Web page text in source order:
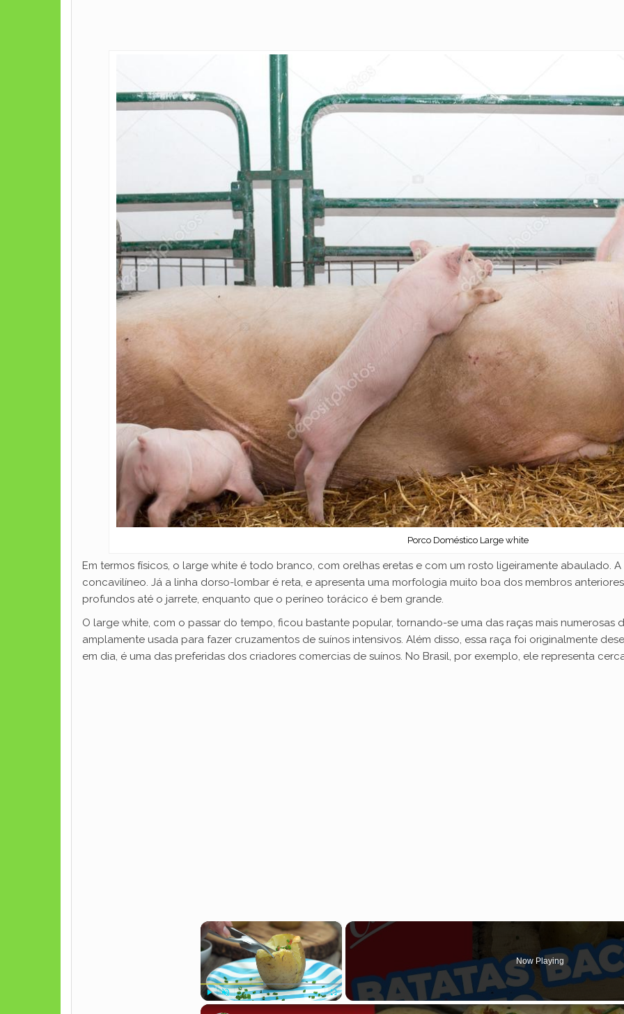
Porco Doméstico Large white
Em termos físicos, o large white é todo branco, com orelhas eretas e com um rosto ligeiramente abaulado.
concavilíneo. Já a linha dorso-lombar é reta, e apresenta uma morfologia muito boa dos membros
profundos até o jarrete, enquanto que o períneo torácico é bem grande.
O large white, com o passar do tempo, ficou bastante popular, tornando-se uma das raças mais numerosas
amplamente usada para fazer cruzamentos de suínos intensivos. Além disso, essa raça foi originalmente
em dia, é uma das preferidas dos criadores comercias de suínos. No Brasil, por exemplo, ele representa
×
Now Playing